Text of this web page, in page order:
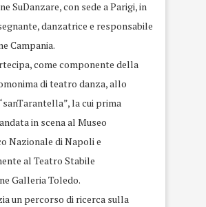
SuDanzare, con sede a Parigi, in
danzatrice e responsabile
Campania.
come componente della
di teatro danza, allo
la cui prima
in scena al Museo
Nazionale di Napoli e
al Teatro Stabile
Galleria Toledo.
un percorso di ricerca sulla